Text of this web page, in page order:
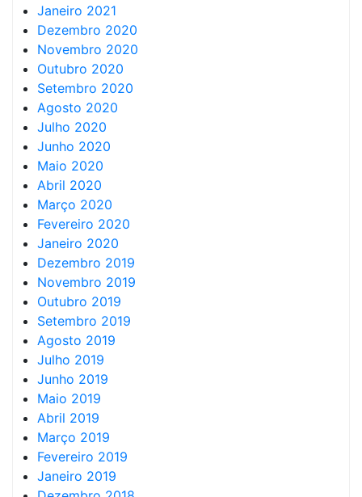
Janeiro 2021
Dezembro 2020
Novembro 2020
Outubro 2020
Setembro 2020
Agosto 2020
Julho 2020
Junho 2020
Maio 2020
Abril 2020
Março 2020
Fevereiro 2020
Janeiro 2020
Dezembro 2019
Novembro 2019
Outubro 2019
Setembro 2019
Agosto 2019
Julho 2019
Junho 2019
Maio 2019
Abril 2019
Março 2019
Fevereiro 2019
Janeiro 2019